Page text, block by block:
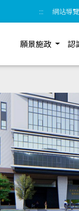
::: 網站導覽
願景施政 認